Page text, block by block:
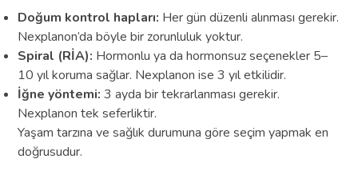
Doğum kontrol hapları: Her gün düzenli alınması gerekir.
Nexplanon’da böyle bir zorunluluk yoktur.
Spiral (RİA): Hormonlu ya da hormonsuz seçenekler 5–
10 yıl koruma sağlar. Nexplanon ise 3 yıl etkilidir.
İğne yöntemi: 3 ayda bir tekrarlanması gerekir.
Nexplanon tek seferliktir.
Yaşam tarzına ve sağlık durumuna göre seçim yapmak en
doğrusudur.